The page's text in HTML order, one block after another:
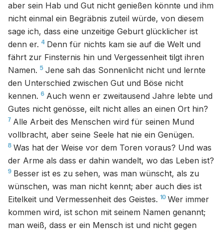
aber sein Hab und Gut nicht genießen könnte und ihm
nicht einmal ein Begräbnis zuteil würde, von diesem
sage ich, dass eine unzeitige Geburt glücklicher ist
denn er. 4 Denn für nichts kam sie auf die Welt und
fährt zur Finsternis hin und Vergessenheit tilgt ihren
Namen. 5 Jene sah das Sonnenlicht nicht und lernte
den Unterschied zwischen Gut und Böse nicht
kennen. 6 Auch wenn er zweitausend Jahre lebte und
Gutes nicht genösse, eilt nicht alles an einen Ort hin?
7 Alle Arbeit des Menschen wird für seinen Mund
vollbracht, aber seine Seele hat nie ein Genügen.
8 Was hat der Weise vor dem Toren voraus? Und was
der Arme als dass er dahin wandelt, wo das Leben ist?
9 Besser ist es zu sehen, was man wünscht, als zu
wünschen, was man nicht kennt; aber auch dies ist
Eitelkeit und Vermessenheit des Geistes. 10 Wer immer
kommen wird, ist schon mit seinem Namen genannt;
man weiß, dass er ein Mensch ist und nicht gegen